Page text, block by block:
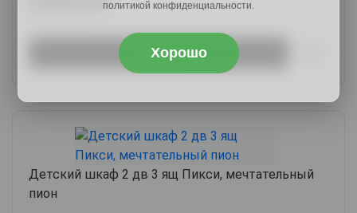
Купить
Детский шкаф 2 дв 3 ящ Пикси, мечтательный
пион
политикой конфиденциальности.
Хорошо